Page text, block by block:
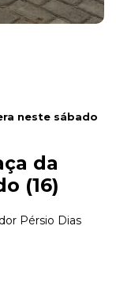
neste sábado
da
(16)
Pérsio Dias